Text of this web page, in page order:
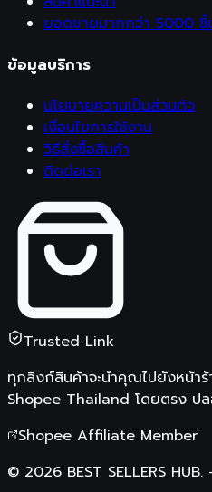
ยอดขายมากกว่า 5000 ชิ้
ข้อมูลบริการ
นโยบายความเป็นส่วนตัว
เงื่อนไขการใช้งาน
วิธีสั่งซื้อสินค้า
ติดต่อเรา
Trusted Link
ทุกลิงก์สินค้าจะนำคุณไปยังหน้าร้
Shopee Thailand โดยตรง ป
Shopee Affiliate Member
© 2026 BEST SELLERS HUB.